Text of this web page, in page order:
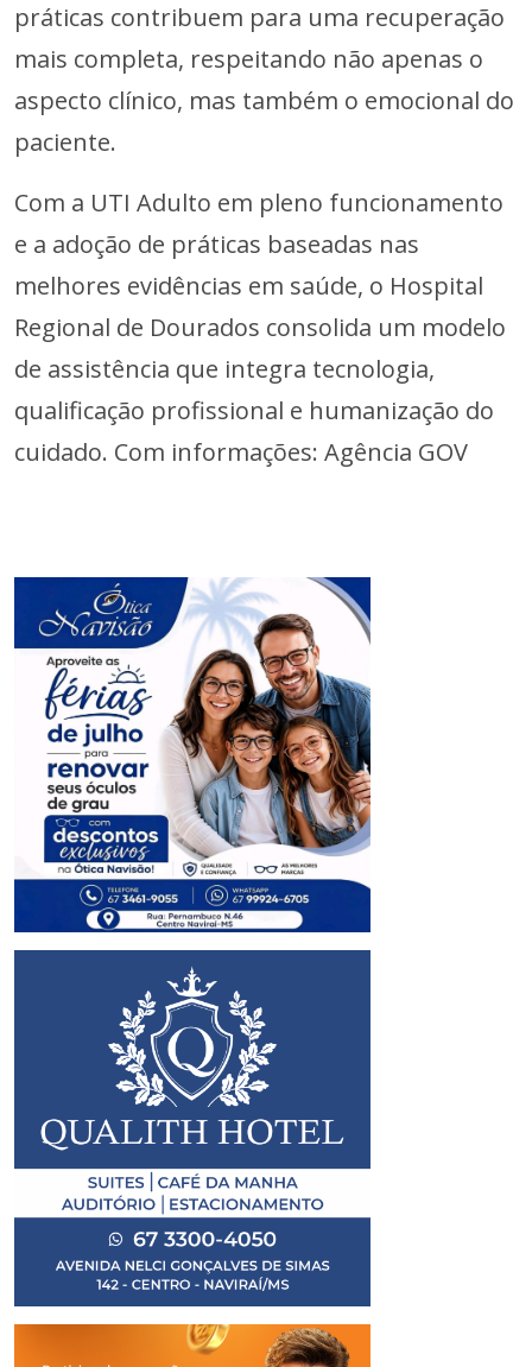
práticas contribuem para uma recuperação
mais completa, respeitando não apenas o
aspecto clínico, mas também o emocional do
paciente.
Com a UTI Adulto em pleno funcionamento
e a adoção de práticas baseadas nas
melhores evidências em saúde, o Hospital
Regional de Dourados consolida um modelo
de assistência que integra tecnologia,
qualificação profissional e humanização do
cuidado. Com informações: Agência GOV